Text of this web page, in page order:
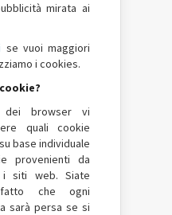
mirata ai
se vuoi maggiori
i cookies.
dei browser vi
quali cookie
base individuale
provenienti da
siti web. Siate
che ogni
sarà persa se si